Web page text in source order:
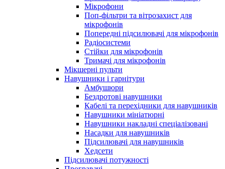
Мікрофони
Поп-фільтри та вітрозахист для
мікрофонів
Попередні підсилювачі для мікрофонів
Радіосистеми
Стійки для мікрофонів
Тримачі для мікрофонів
Мікшерні пульти
Навушники і гарнітури
Амбушюри
Бездротові навушники
Кабелі та перехідники для навушників
Навушники мініатюрні
Навушники накладні спеціалізовані
Насадки для навушників
Підсилювачі для навушників
Хедсети
Підсилювачі потужності